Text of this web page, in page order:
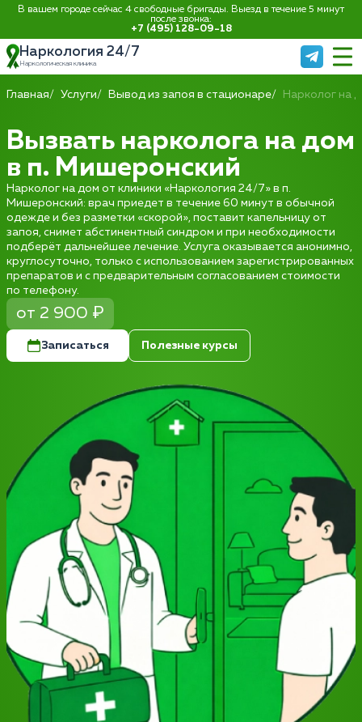
В вашем городе сейчас 4 свободные бригады. Выезд в течение 5 минут
после звонка:
+7 (495) 128-09-18
Наркология 24/7
Наркологическая клиника
Главная Услуги Вывод из запоя в стационаре Нарколог на
Вызвать нарколога на дом
в п. Мишеронский
Нарколог на дом от клиники «Наркология 24/7» в п.
Мишеронский: врач приедет в течение 60 минут в обычной
одежде и без разметки «скорой», поставит капельницу от
запоя, снимет абстинентный синдром и при необходимости
подберёт дальнейшее лечение. Услуга оказывается анонимно,
круглосуточно, только с использованием зарегистрированных
препаратов и с предварительным согласованием стоимости
по телефону.
от 2 900 ₽
Записаться Полезные курсы